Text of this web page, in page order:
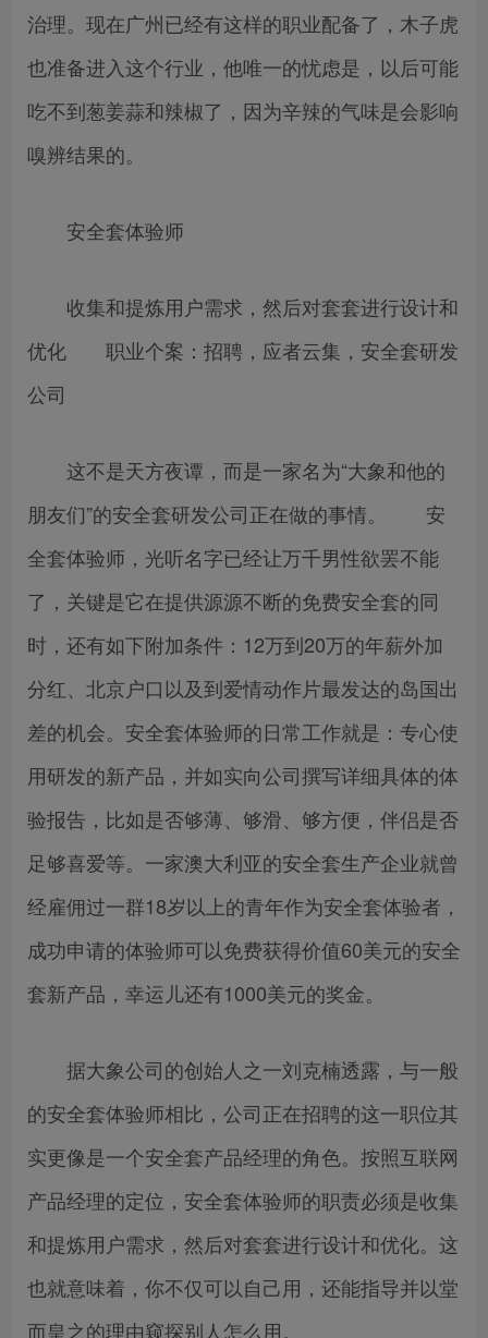
治理。现在广州已经有这样的职业配备了，木子虎
也准备进入这个行业，他唯一的忧虑是，以后可能
吃不到葱姜蒜和辣椒了，因为辛辣的气味是会影响
嗅辨结果的。
安全套体验师
收集和提炼用户需求，然后对套套进行设计和
优化 职业个案：招聘，应者云集，安全套研发
公司
这不是天方夜谭，而是一家名为“大象和他的
朋友们”的安全套研发公司正在做的事情。 安
全套体验师，光听名字已经让万千男性欲罢不能
了，关键是它在提供源源不断的免费安全套的同
时，还有如下附加条件：12万到20万的年薪外加
分红、北京户口以及到爱情动作片最发达的岛国出
差的机会。安全套体验师的日常工作就是：专心使
用研发的新产品，并如实向公司撰写详细具体的体
验报告，比如是否够薄、够滑、够方便，伴侣是否
足够喜爱等。一家澳大利亚的安全套生产企业就曾
经雇佣过一群18岁以上的青年作为安全套体验者，
成功申请的体验师可以免费获得价值60美元的安全
套新产品，幸运儿还有1000美元的奖金。
据大象公司的创始人之一刘克楠透露，与一般
的安全套体验师相比，公司正在招聘的这一职位其
实更像是一个安全套产品经理的角色。按照互联网
产品经理的定位，安全套体验师的职责必须是收集
和提炼用户需求，然后对套套进行设计和优化。这
也就意味着，你不仅可以自己用，还能指导并以堂
而皇之的理由窥探别人怎么用。